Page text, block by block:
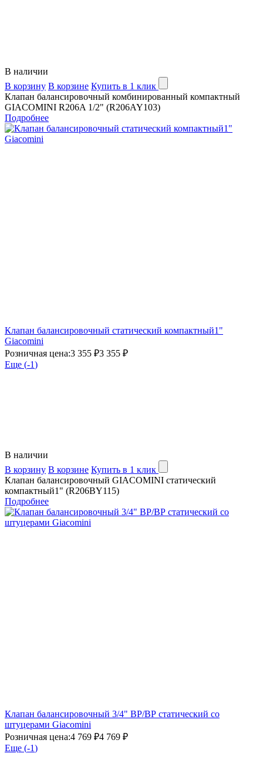
В наличии
В корзину В корзине Купить в 1 клик
Клапан балансировочный комбинированный компактный
GIACOMINI R206A 1/2" (R206AY103)
Подробнее
Клапан балансировочный статический компактный1"
Giacomini
Розничная цена:3 355 ₽3 355 ₽
Еще (-1)
В наличии
В корзину В корзине Купить в 1 клик
Клапан балансировочный GIACOMINI статический
компактный1" (R206BY115)
Подробнее
Клапан балансировочный 3/4" ВР/ВР статический со
штуцерами Giacomini
Розничная цена:4 769 ₽4 769 ₽
Еще (-1)